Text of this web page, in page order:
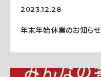
2023.12.28
年末年始休業のお知らせ